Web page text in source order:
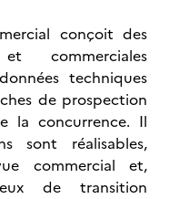
conçoit des
commerciales
techniques
de prospection
la concurrence. Il
sont réalisables,
commercial et,
de transition